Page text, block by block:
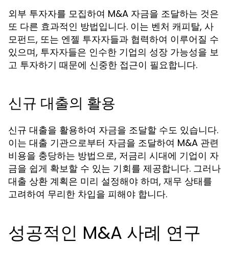
외부 투자자를 모집하여 M&A 자금을 조달하는 것은
또 다른 효과적인 방법입니다. 이는 벤처 캐피탈, 사
모펀드, 또는 엔젤 투자자들과 협력하여 이루어질 수
있으며, 투자자들은 인수한 기업의 성장 가능성을 보
고 투자하기 때문에 신중한 접근이 필요합니다.
신규 대출의 활용
신규 대출을 활용하여 자금을 조달할 수도 있습니다.
이는 대출 기관으로부터 자금을 조달하여 M&A 관련
비용을 충당하는 방법으로, 저금리 시대에 기업이 자
금을 쉽게 확보할 수 있는 기회를 제공합니다. 그러나
대출 상환 계획은 미리 설정해야 하며, 재무 상태를
고려하여 무리한 차입을 피해야 합니다.
성공적인 M&A 사례 연구